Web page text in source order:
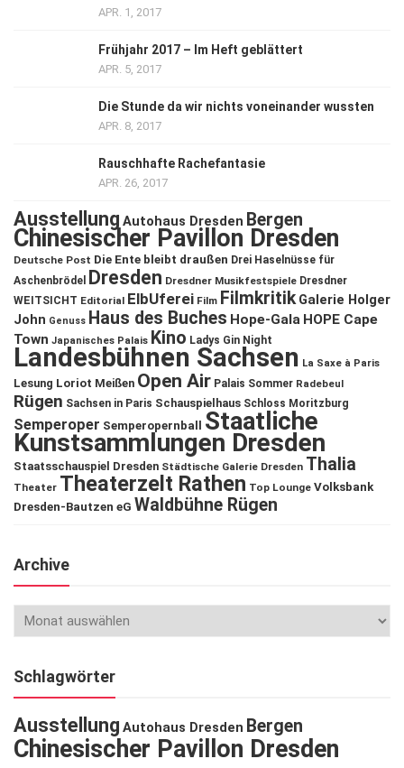
APR. 1, 2017
Frühjahr 2017 – Im Heft geblättert
APR. 5, 2017
Die Stunde da wir nichts voneinander wussten
APR. 8, 2017
Rauschhafte Rachefantasie
APR. 26, 2017
Ausstellung Autohaus Dresden Bergen
Chinesischer Pavillon Dresden
Deutsche Post Die Ente bleibt draußen Drei Haselnüsse für
Aschenbrödel
Dresden Dresdner Musikfestspiele Dresdner
WEITSICHT Editorial ElbUferei Film Filmkritik Galerie Holger
John Genuss Haus des Buches Hope-Gala HOPE Cape
Town Japanisches Palais Kino Ladys Gin Night
Landesbühnen Sachsen La Saxe à Paris
Lesung Loriot Meißen Open Air Palais Sommer Radebeul
Rügen Sachsen in Paris Schauspielhaus Schloss Moritzburg
Semperoper Semperopernball Staatliche
Kunstsammlungen Dresden
Staatsschauspiel Dresden Städtische Galerie Dresden Thalia
Theater Theaterzelt Rathen Top Lounge Volksbank
Dresden-Bautzen eG Waldbühne Rügen
Archive
Schlagwörter
Ausstellung Autohaus Dresden Bergen
Chinesischer Pavillon Dresden